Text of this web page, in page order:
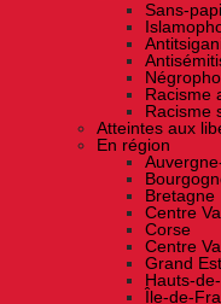
Sans-
Racisme
Racisme
Atteintes aux
En région
Bretagne
Centre
Corse
Centre
Grand Est
Hauts-
Île-de-